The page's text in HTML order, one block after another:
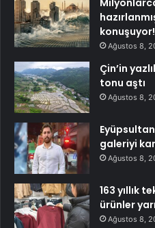
konuşuyor!
Ağustos 8,
Çin’in
tonu aştı
Ağustos 8,
galeriyi
Ağustos 8,
163 yıllık
ürünler
Ağustos 8,